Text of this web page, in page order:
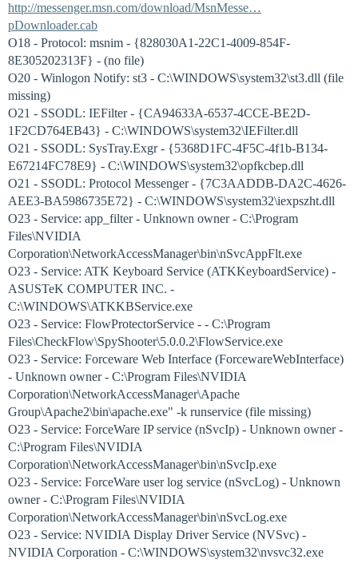
http://messenger.msn.com/download/MsnMesse…
pDownloader.cab
O18 - Protocol: msnim - {828030A1-22C1-4009-854F-
8E305202313F} - (no file)
O20 - Winlogon Notify: st3 - C:\WINDOWS\system32\st3.dll (file
missing)
O21 - SSODL: IEFilter - {CA94633A-6537-4CCE-BE2D-
1F2CD764EB43} - C:\WINDOWS\system32\IEFilter.dll
O21 - SSODL: SysTray.Exgr - {5368D1FC-4F5C-4f1b-B134-
E67214FC78E9} - C:\WINDOWS\system32\opfkcbep.dll
O21 - SSODL: Protocol Messenger - {7C3AADDB-DA2C-4626-
AEE3-BA5986735E72} - C:\WINDOWS\system32\iexpszht.dll
O23 - Service: app_filter - Unknown owner - C:\Program
Files\NVIDIA
Corporation\NetworkAccessManager\bin\nSvcAppFlt.exe
O23 - Service: ATK Keyboard Service (ATKKeyboardService) -
ASUSTeK COMPUTER INC. -
C:\WINDOWS\ATKKBService.exe
O23 - Service: FlowProtectorService - - C:\Program
Files\CheckFlow\SpyShooter\5.0.0.2\FlowService.exe
O23 - Service: Forceware Web Interface (ForcewareWebInterface)
- Unknown owner - C:\Program Files\NVIDIA
Corporation\NetworkAccessManager\Apache
Group\Apache2\bin\apache.exe" -k runservice (file missing)
O23 - Service: ForceWare IP service (nSvcIp) - Unknown owner -
C:\Program Files\NVIDIA
Corporation\NetworkAccessManager\bin\nSvcIp.exe
O23 - Service: ForceWare user log service (nSvcLog) - Unknown
owner - C:\Program Files\NVIDIA
Corporation\NetworkAccessManager\bin\nSvcLog.exe
O23 - Service: NVIDIA Display Driver Service (NVSvc) -
NVIDIA Corporation - C:\WINDOWS\system32\nvsvc32.exe